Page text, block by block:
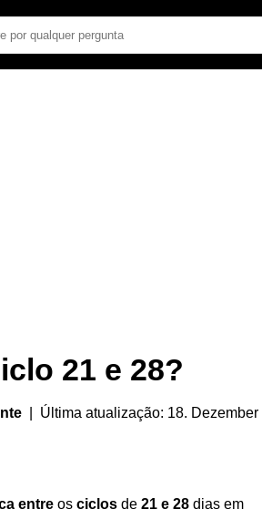
21 e 28?
| Última atualização: 18. Dezember
entre os ciclos de 21 e 28 dias em